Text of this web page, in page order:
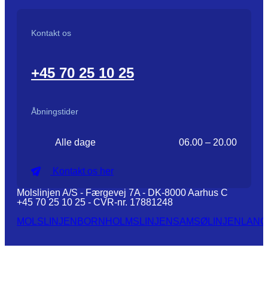
Kontakt os
+45 70 25 10 25
Åbningstider
Alle dage 06.00 – 20.00
Kontakt os her
Molslinjen A/S - Færgevej 7A - DK-8000 Aarhus C
+45 70 25 10 25 - CVR-nr. 17881248
MOLSLINJEN BORNHOLMSLINJEN SAMSØLINJEN